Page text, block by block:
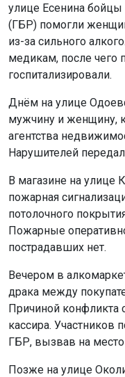
улице Есенина бойцы
(ГБР) помогли
из-за сильного
медикам, после чего
госпитализировали.
Днём на улице
мужчину и женщину,
агентства
Нарушителей
В магазине на улице
пожарная
потолочного
Пожарные
пострадавших нет.
Вечером в
драка между
Причиной конфликта
кассира. Участников
ГБР, вызвав на
Позже на улице